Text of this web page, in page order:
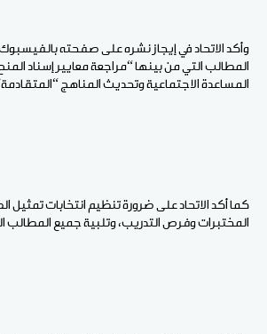
وأكد الاتحاد في إيجاز نشره على صفحته
المطالب التي من بينها “مراجعة معايير إسناد
المساعدة الاجتماعية وتحديث المناهج
كما أكد الاتحاد على ضرورة تنظيم انتخابات تمثيل
المختبرات وفرص التدريب، وتلبية جميع المطالب